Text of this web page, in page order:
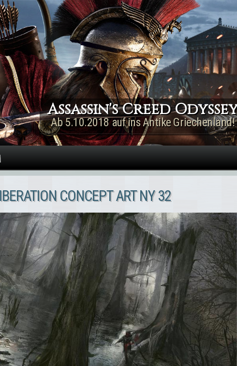
Direkt zum Inhalt
Assassin's Creed Rogue
Remastered
Jetzt für PS4 & Xbox One!
CONCEPT ART NY 32